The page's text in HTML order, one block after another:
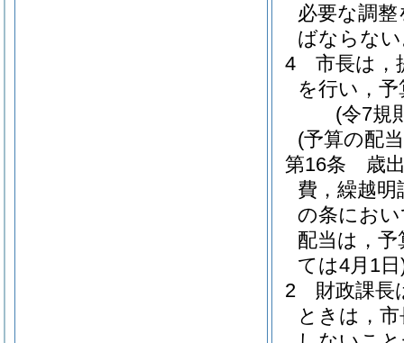
必要な調
ばならな
4
市長は，
を行い，
(令7規
(予算の配
第16条
歳
費，繰越
の条にお
配当は，
ては4月1日
2
財政課長
ときは，